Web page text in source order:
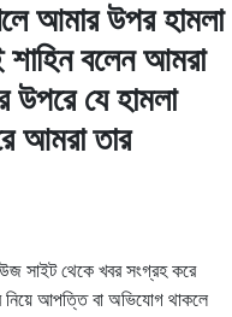
আমার উপর হামলা
বলেন আমরা
যে হামলা
আমরা তার
সাইট থেকে খবর সংগ্রহ করে
নিয়ে আপত্তি বা অভিযোগ থাকলে